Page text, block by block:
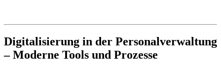
Digitalisierung in der Personalverwaltung
– Moderne Tools und Prozesse